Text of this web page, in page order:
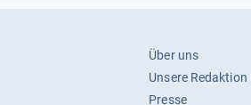
Über uns
Unsere Redaktion
Presse